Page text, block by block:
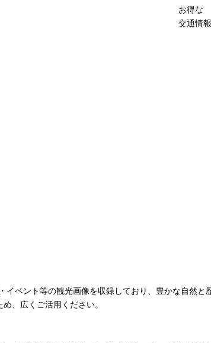
お得な
交通情報
イベント等の観光画像を収録しており、豊かな自然
、広くご活用ください。